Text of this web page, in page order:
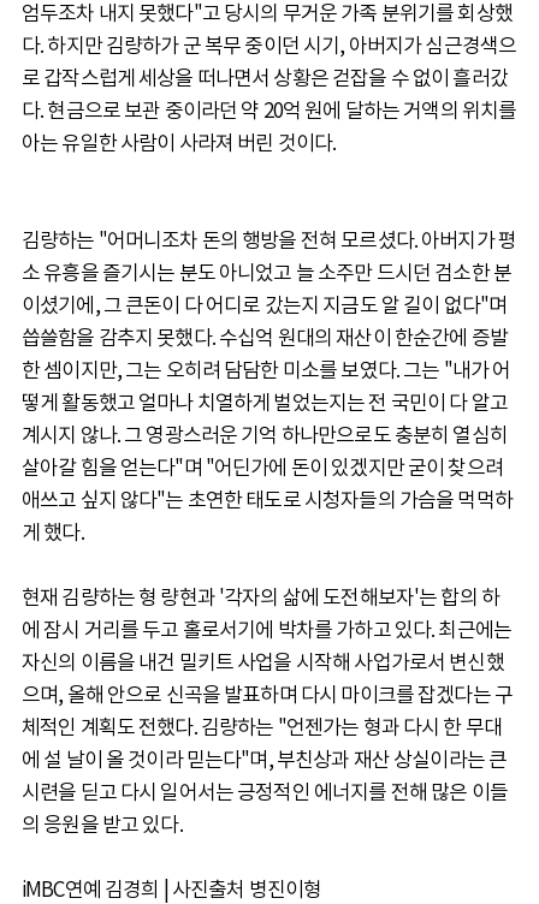
엄두조차 내지 못했다"고 당시의 무거운 가족 분위기를 회상했
다. 하지만 김량하가 군 복무 중이던 시기, 아버지가 심근경색으
로 갑작스럽게 세상을 떠나면서 상황은 걷잡을 수 없이 흘러갔
다. 현금으로 보관 중이라던 약 20억 원에 달하는 거액의 위치를
아는 유일한 사람이 사라져 버린 것이다.
김량하는 "어머니조차 돈의 행방을 전혀 모르셨다. 아버지가 평
소 유흥을 즐기시는 분도 아니었고 늘 소주만 드시던 검소한 분
이셨기에, 그 큰돈이 다 어디로 갔는지 지금도 알 길이 없다"며
씁쓸함을 감추지 못했다. 수십억 원대의 재산이 한순간에 증발
한 셈이지만, 그는 오히려 담담한 미소를 보였다. 그는 "내가 어
떻게 활동했고 얼마나 치열하게 벌었는지는 전 국민이 다 알고
계시지 않나. 그 영광스러운 기억 하나만으로도 충분히 열심히
살아갈 힘을 얻는다"며 "어딘가에 돈이 있겠지만 굳이 찾으려
애쓰고 싶지 않다"는 초연한 태도로 시청자들의 가슴을 먹먹하
게 했다.
현재 김량하는 형 량현과 '각자의 삶에 도전해보자'는 합의 하
에 잠시 거리를 두고 홀로서기에 박차를 가하고 있다. 최근에는
자신의 이름을 내건 밀키트 사업을 시작해 사업가로서 변신했
으며, 올해 안으로 신곡을 발표하며 다시 마이크를 잡겠다는 구
체적인 계획도 전했다. 김량하는 "언젠가는 형과 다시 한 무대
에 설 날이 올 것이라 믿는다"며, 부친상과 재산 상실이라는 큰
시련을 딛고 다시 일어서는 긍정적인 에너지를 전해 많은 이들
의 응원을 받고 있다.
iMBC연예 김경희 | 사진출처 병진이형